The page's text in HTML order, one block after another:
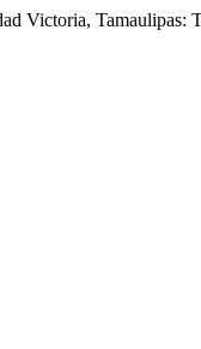
Victoria, Tamaulipas: